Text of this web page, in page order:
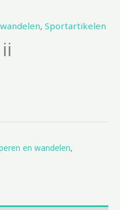
, Sportartikelen
en wandelen,